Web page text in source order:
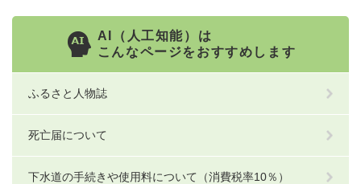
AI（人工知能）は
こんなページをおすすめします
ふるさと人物誌
死亡届について
下水道の手続きや使用料について（消費税率10％）